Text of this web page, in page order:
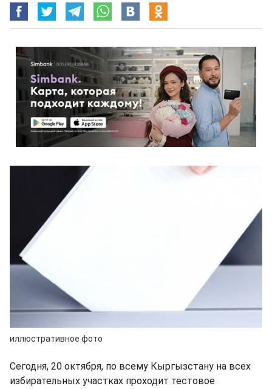
иллюстративное фото
Сегодня, 20 октября, по всему Кыргызстану на всех
избирательных участках проходит тестовое